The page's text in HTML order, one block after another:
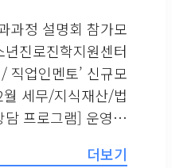
과정 설명회 참가모
진로진학지원센터
직업인멘토’ 신규모
세무/지식재산/법
담 프로그램] 운영…
더보기